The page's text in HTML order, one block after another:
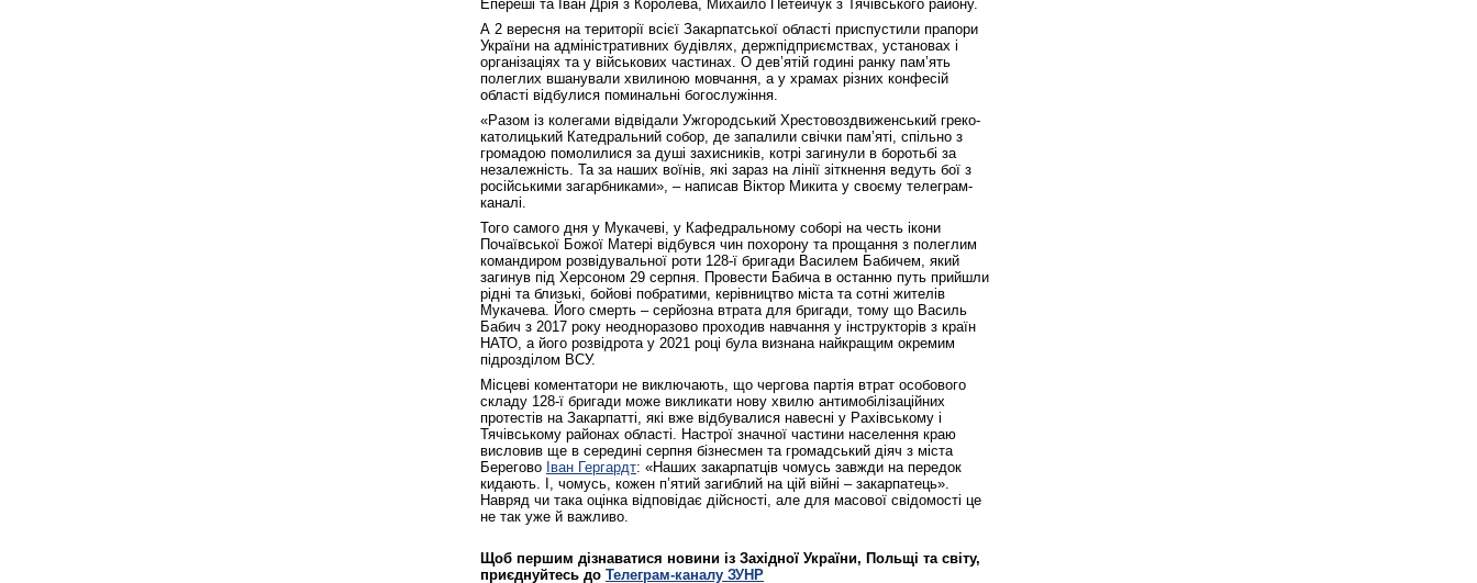
Епереші та Іван Дрія з Королева, Михайло Петейчук з Тячівського району.
А 2 вересня на території всієї Закарпатської області приспустили прапори
України на адміністративних будівлях, держпідприємствах, установах і
організаціях та у військових частинах. О дев’ятій годині ранку пам’ять
полеглих вшанували хвилиною мовчання, а у храмах різних конфесій
області відбулися поминальні богослужіння.
«Разом із колегами відвідали Ужгородський Хрестовоздвиженський греко-
католицький Катедральний собор, де запалили свічки пам’яті, спільно з
громадою помолилися за душі захисників, котрі загинули в боротьбі за
незалежність. Та за наших воїнів, які зараз на лінії зіткнення ведуть бої з
російськими загарбниками», – написав Віктор Микита у своєму телеграм-
каналі.
Того самого дня у Мукачеві, у Кафедральному соборі на честь ікони
Почаївської Божої Матері відбувся чин похорону та прощання з полеглим
командиром розвідувальної роти 128-ї бригади Василем Бабичем, який
загинув під Херсоном 29 серпня. Провести Бабича в останню путь прийшли
рідні та близькі, бойові побратими, керівництво міста та сотні жителів
Мукачева. Його смерть – серйозна втрата для бригади, тому що Василь
Бабич з 2017 року неодноразово проходив навчання у інструкторів з країн
НАТО, а його розвідрота у 2021 році була визнана найкращим окремим
підрозділом ВСУ.
Місцеві коментатори не виключають, що чергова партія втрат особового
складу 128-ї бригади може викликати нову хвилю антимобілізаційних
протестів на Закарпатті, які вже відбувалися навесні у Рахівському і
Тячівському районах області. Настрої значної частини населення краю
висловив ще в середині серпня бізнесмен та громадський діяч з міста
Берегово Іван Гергардт: «Наших закарпатців чомусь завжди на передок
кидають. І, чомусь, кожен п’ятий загиблий на цій війні – закарпатець».
Навряд чи така оцінка відповідає дійсності, але для масової свідомості це
не так уже й важливо.
Щоб першим дізнаватися новини із Західної України, Польщі та світу,
приєднуйтесь до Телеграм-каналу ЗУНР